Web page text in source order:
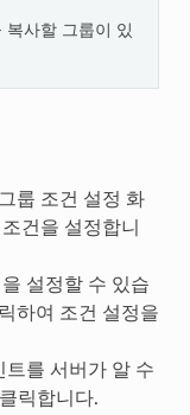
복사할 그룹이 있
룹 조건 설정 화
건을 설정합니
설정할 수 있습
하여 조건 설정을
트를 서버가 알 수
릭합니다.